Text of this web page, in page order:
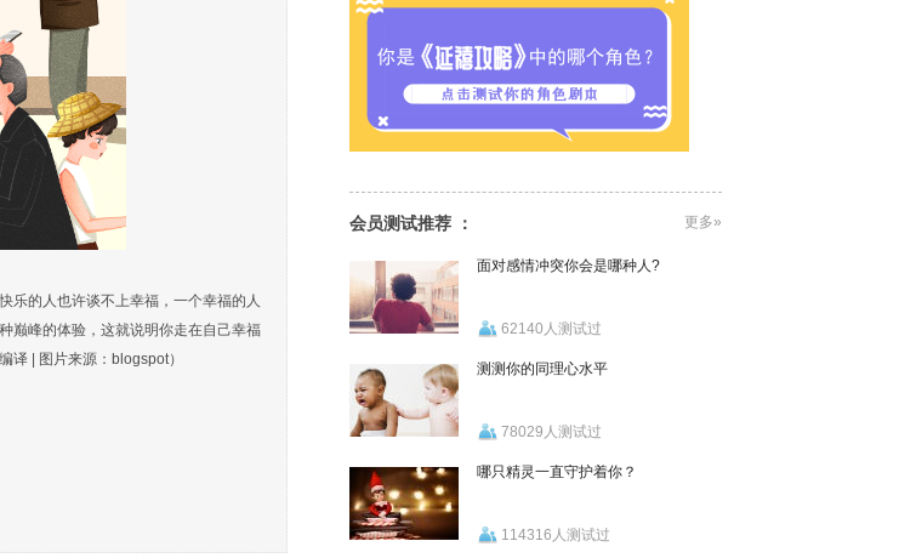
乐的人也许谈不上幸福，一个幸福的人
巅峰的体验，这就说明你走在自己幸福
译 | 图片来源：blogspot）
会员测试推荐 ： 更多»
面对感情冲突你会是哪种人?
62140人测试过
测测你的同理心水平
78029人测试过
哪只精灵一直守护着你？
114316人测试过